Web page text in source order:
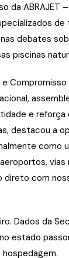
da ABRAJET
debates
piscinas
Compromisso
e reforça
destacou a
como
com
Dados da
estado